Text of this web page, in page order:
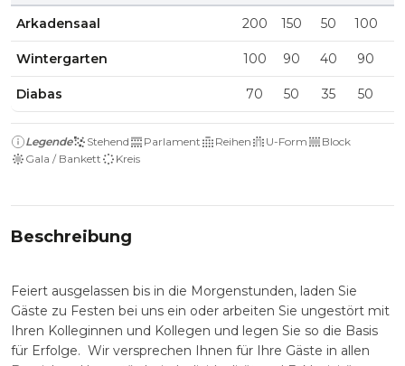
Arkadensaal 200 150 50 100
Wintergarten 100 90 40 90
Diabas 70 50 35 50
Legende Stehend Parlament Reihen U-Form
Block
Gala / Bankett
Kreis
Beschreibung
Feiert ausgelassen bis in die Morgenstunden, laden Sie
Gäste zu Festen bei uns ein oder arbeiten Sie ungestört mit
Ihren Kolleginnen und Kollegen und legen Sie so die Basis
für Erfolge. Wir versprechen Ihnen für Ihre Gäste in allen